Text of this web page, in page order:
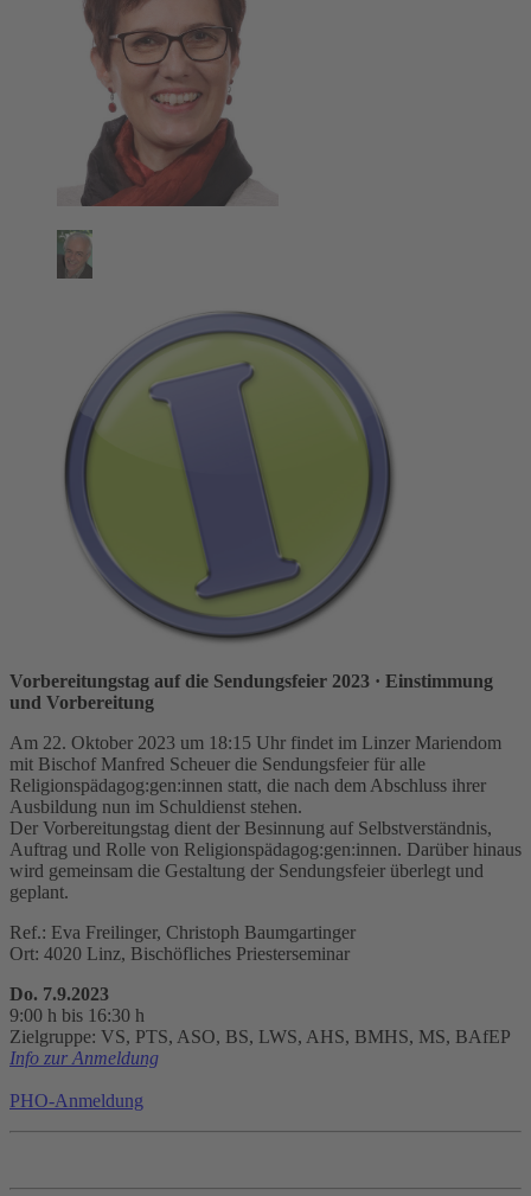
Vorbereitungstag auf die Sendungsfeier 2023 · Einstimmung
und Vorbereitung
Am 22. Oktober 2023 um 18:15 Uhr findet im Linzer Mariendom
mit Bischof Manfred Scheuer die Sendungsfeier für alle
Religionspädagog:gen:innen statt, die nach dem Abschluss ihrer
Ausbildung nun im Schuldienst stehen.
Der Vorbereitungstag dient der Besinnung auf Selbstverständnis,
Auftrag und Rolle von Religionspädagog:gen:innen. Darüber hinaus
wird gemeinsam die Gestaltung der Sendungsfeier überlegt und
geplant.
Ref.: Eva Freilinger, Christoph Baumgartinger
Ort: 4020 Linz, Bischöfliches Priesterseminar
Do. 7.9.2023
9:00 h bis 16:30 h
Zielgruppe: VS, PTS, ASO, BS, LWS, AHS, BMHS, MS, BAfEP
Info zur Anmeldung
PHO-Anmeldung